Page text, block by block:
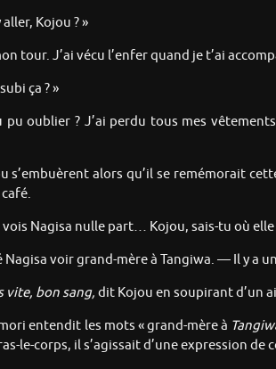
Kojou ? »
tour. J’ai vécu l’enfer quand je t’ai
ça ? »
pu oublier ? J’ai perdu tous mes
s’embuèrent alors qu’il se remémorait
vois Nagisa nulle part… Kojou, sais-tu où elle
Nagisa voir grand-mère à Tangiwa. — Il y a
vite, bon sang, dit Kojou en soupirant d’un
entendit les mots « grand-mère à
le-corps, il s’agissait d’une expression de